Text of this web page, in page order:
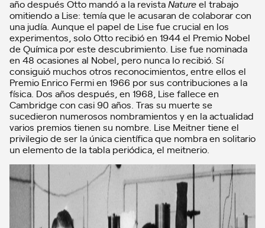
año después Otto mandó a la revistaNatureel trabajo
omitiendo a Lise: temía que le acusaran de colaborar con
una judía. Aunque el papel de Lise fue crucial en los
experimentos, solo Otto recibió en 1944 el Premio Nobel
de Química por este descubrimiento. Lise fue nominada
en 48 ocasiones al Nobel, pero nunca lo recibió. Sí
consiguió muchos otros reconocimientos, entre ellos el
Premio Enrico Fermi en 1966 por sus contribuciones a la
física. Dos años después, en 1968, Lise fallece en
Cambridge con casi 90 años. Tras su muerte se
sucedieron numerosos nombramientos y en la actualidad
varios premios tienen su nombre. Lise Meitner tiene el
privilegio de ser la única científica que nombra en solitario
un elemento de la tabla periódica, el meitnerio.